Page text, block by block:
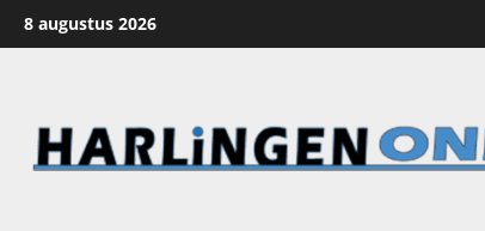
naar
8 augustus 2026